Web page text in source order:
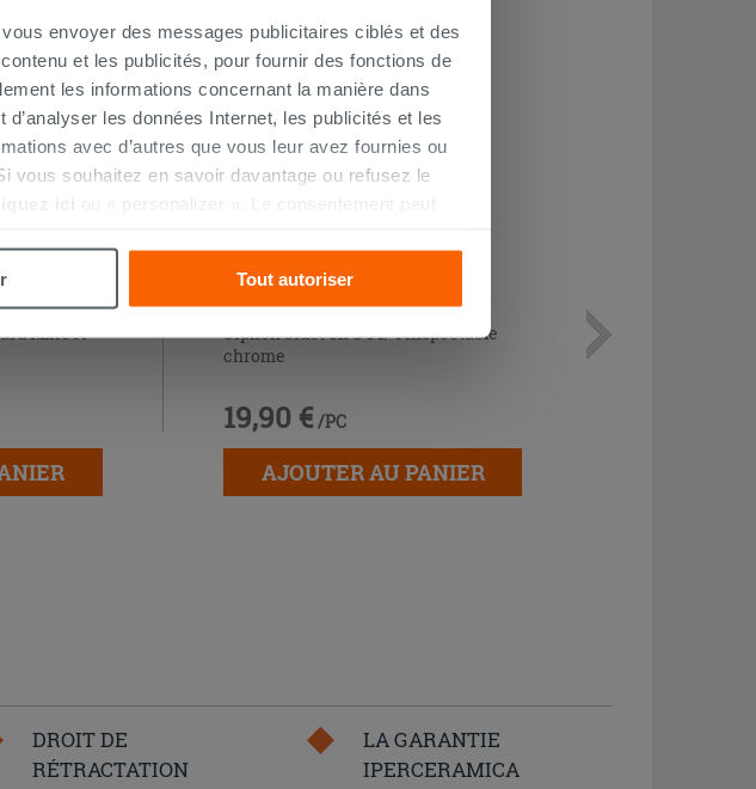
envoyer des messages publicitaires ciblés et des
et les publicités, pour fournir des fonctions de
les informations concernant la manière dans
les données Internet, les publicités et les
avec d’autres que vous leur avez fournies ou
vous souhaitez en savoir davantage ou refusez le
ici ou « personalizer ». Le consentement peut
Tout autoriser
i.Life A
Siphon bidet en S 1'1/4 inspectable
chrome
19,90 € /PC
AJOUTER AU PANIER
DROIT DE
RÉTRACTATION
LA GARANTIE
IPERCERAMICA